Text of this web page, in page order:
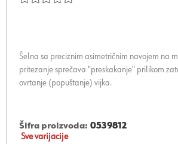
Šelna sa preciznim asimetričnim navojem na
pritezanje sprečava "preskakanje" prilikom
ovrtanje (popuštanje) vijka.
Šifra proizvoda: 0539812
Sve varijacije